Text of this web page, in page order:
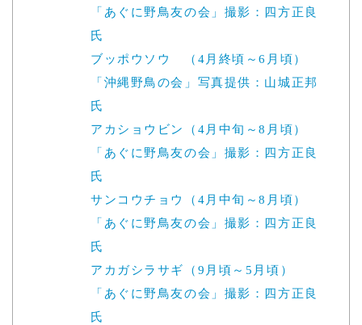
「あぐに野鳥友の会」撮影：四方正良
氏
ブッポウソウ （4月終頃～6月頃）
「沖縄野鳥の会」写真提供：山城正邦
氏
アカショウビン（4月中旬～8月頃）
「あぐに野鳥友の会」撮影：四方正良
氏
サンコウチョウ（4月中旬～8月頃）
「あぐに野鳥友の会」撮影：四方正良
氏
アカガシラサギ（9月頃～5月頃）
「あぐに野鳥友の会」撮影：四方正良
氏